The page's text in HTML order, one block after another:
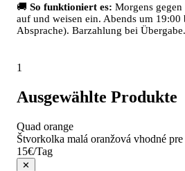
🚚 So funktioniert es: Morgens
auf und weisen ein. Abends um 19:00
Absprache). Barzahlung bei Übergabe.
1
Ausgewählte Produkte
Quad orange
Štvorkolka malá oranžová vhodné
15€/Tag
✕